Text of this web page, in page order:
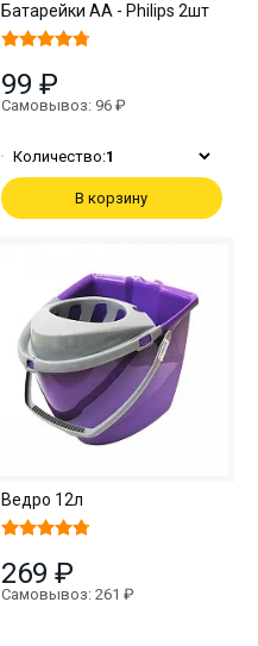
Батарейки АА - Philips 2шт
99 ₽
Самовывоз: 96 ₽
Количество:1
В корзину
Ведро 12л
269 ₽
Самовывоз: 261 ₽